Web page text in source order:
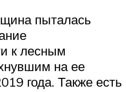
пыталась
к лесным
на ее
года. Также есть